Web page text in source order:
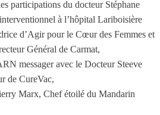
participations du docteur Stéphane
à l’hôpital Lariboisière
d’Agir pour le Cœur des Femmes et
Général de Carmat,
messager avec le Docteur Steeve
de CureVac,
Marx, Chef étoilé du Mandarin